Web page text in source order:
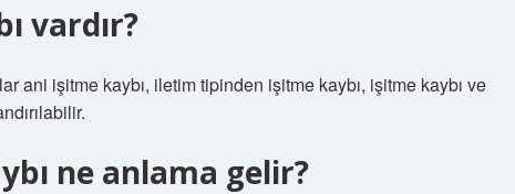
vardır?
ani işitme kaybı, iletim tipinden işitme kaybı, işitme kaybı ve
ne anlama gelir?